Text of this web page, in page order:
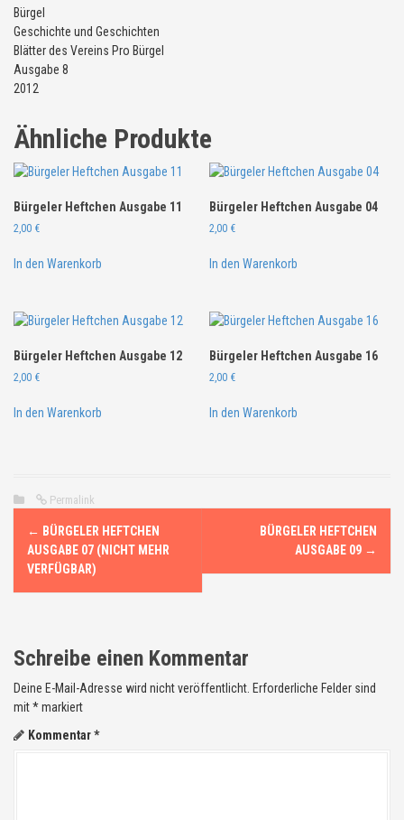
h
e
n
A
u
g
a
b
e
0
M
e
e
Bürgel
Geschichte und Geschichten
Blätter des Vereins Pro Bürgel
Ausgabe 8
2012
Ähnliche Produkte
Bürgeler Heftchen Ausgabe 11
2,00 €
In den Warenkorb
Bürgeler Heftchen Ausgabe 04
2,00 €
In den Warenkorb
Bürgeler Heftchen Ausgabe 12
2,00 €
In den Warenkorb
Bürgeler Heftchen Ausgabe 16
2,00 €
In den Warenkorb
Permalink
N
a
v
g
a
t
← BÜRGELER HEFTCHEN
AUSGABE 07 (NICHT MEHR
VERFÜGBAR)
BÜRGELER HEFTCHEN
AUSGABE 09 →
Schreibe einen Kommentar
Deine E-Mail-Adresse wird nicht veröffentlicht. Erforderliche Felder sind
mit*markiert
Kommentar*